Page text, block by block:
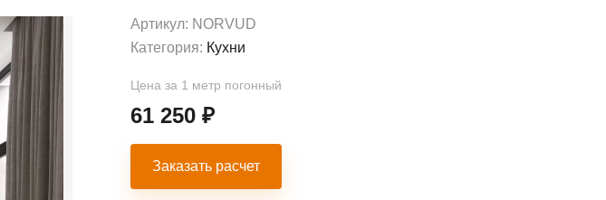
Артикул: NORVUD
Категория: Кухни
Цена за 1 метр погонный
61 250 ₽
Заказать расчет